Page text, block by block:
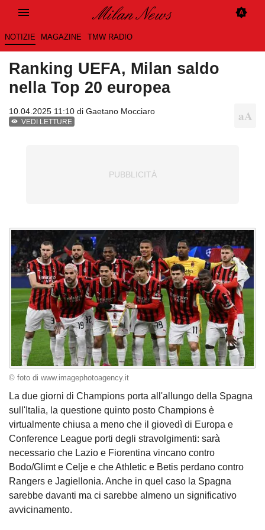
NOTIZIE MAGAZINE TMW RADIO
Ranking UEFA, Milan saldo
nella Top 20 europea
10.04.2025 11:10 di Gaetano Mocciaro
VEDI LETTURE
© foto di www.imagephotoagency.it
La due giorni di Champions porta all'allungo della Spagna
sull'Italia, la questione quinto posto Champions è
virtualmente chiusa a meno che il giovedì di Europa e
Conference League porti degli stravolgimenti: sarà
necessario che Lazio e Fiorentina vincano contro
Bodo/Glimt e Celje e che Athletic e Betis perdano contro
Rangers e Jagiellonia. Anche in quel caso la Spagna
sarebbe davanti ma ci sarebbe almeno un significativo
avvicinamento.